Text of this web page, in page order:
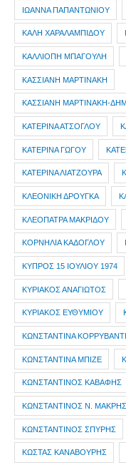
ΙΩΑΝΝΑ ΠΑΠΑΝΤΩΝΙΟΥ
ΚΑΛΗ ΧΑΡΑΛΑΜΠΙΔΟΥ
ΚΑΛΛΙΟΠΗ ΜΠΑΓΟΥΛΗ
ΚΑΣΣΙΑΝΗ ΜΑΡΤΙΝΑΚΗ
ΚΑΣΣΙΑΝΗ ΜΑΡΤΙΝΑΚΗ-
ΚΑΤΕΡΙΝΑ ΑΤΣΟΓΛΟΥ
ΚΑΤΕΡΙΝΑ ΓΩΓΟΥ
ΚΑΤΕΡΙΝΑ ΛΙΑΤΖΟΥΡΑ
ΚΛΕΟΝΙΚΗ ΔΡΟΥΓΚΑ
ΚΛΕΟΠΑΤΡΑ ΜΑΚΡΙΔΟΥ
ΚΟΡΝΗΛΙΑ ΚΑΔΟΓΛΟΥ
ΚΥΠΡΟΣ 15 ΙΟΥΛΙΟΥ 1974
ΚΥΡΙΑΚΟΣ ΑΝΑΓΙΩΤΟΣ
ΚΥΡΙΑΚΟΣ ΕΥΘΥΜΙΟΥ
ΚΩΝΣΤΑΝΤΙΝΑ
ΚΩΝΣΤΑΝΤΙΝΑ ΜΠΙΖΕ
ΚΩΝΣΤΑΝΤΙΝΟΣ ΚΑΒΑΦΗΣ
ΚΩΝΣΤΑΝΤΙΝΟΣ Ν. ΜΑΚΡΗΣ
ΚΩΝΣΤΑΝΤΙΝΟΣ ΣΠΥΡΗΣ
ΚΩΣΤΑΣ ΚΑΝΑΒΟΥΡΗΣ